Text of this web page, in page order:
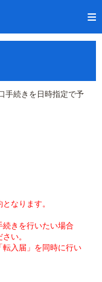
手続きを日時指定で予
なります。
きを行いたい場合
い。
転入届」を同時に行い